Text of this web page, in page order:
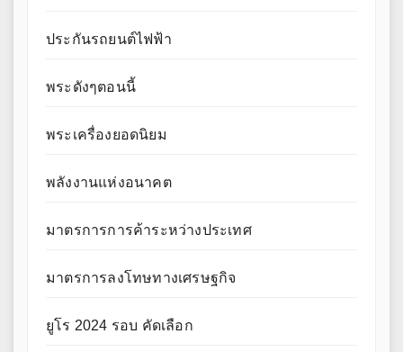
ประกันรถยนต์ไฟฟ้า
พระดังๆตอนนี้
พระเครื่องยอดนิยม
พลังงานแห่งอนาคต
มาตรการการค้าระหว่างประเทศ
มาตรการลงโทษทางเศรษฐกิจ
ยูโร 2024 รอบ คัดเลือก